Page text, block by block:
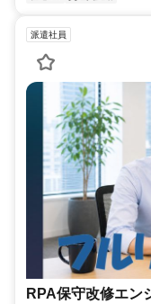
派遣社員
RPA保守改修エン